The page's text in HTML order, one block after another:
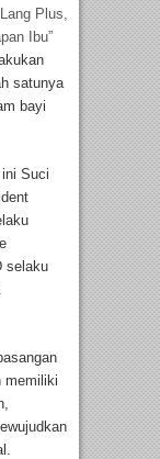
Plus,
Ibu”
satunya
bayi
Suci
selaku
memiliki